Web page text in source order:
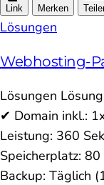
Link Merken
Lösungen
Webhosting-
Lösungen
✔ Domain inkl.:
Leistung: 360
Speicherplatz:
Backup: Täglich